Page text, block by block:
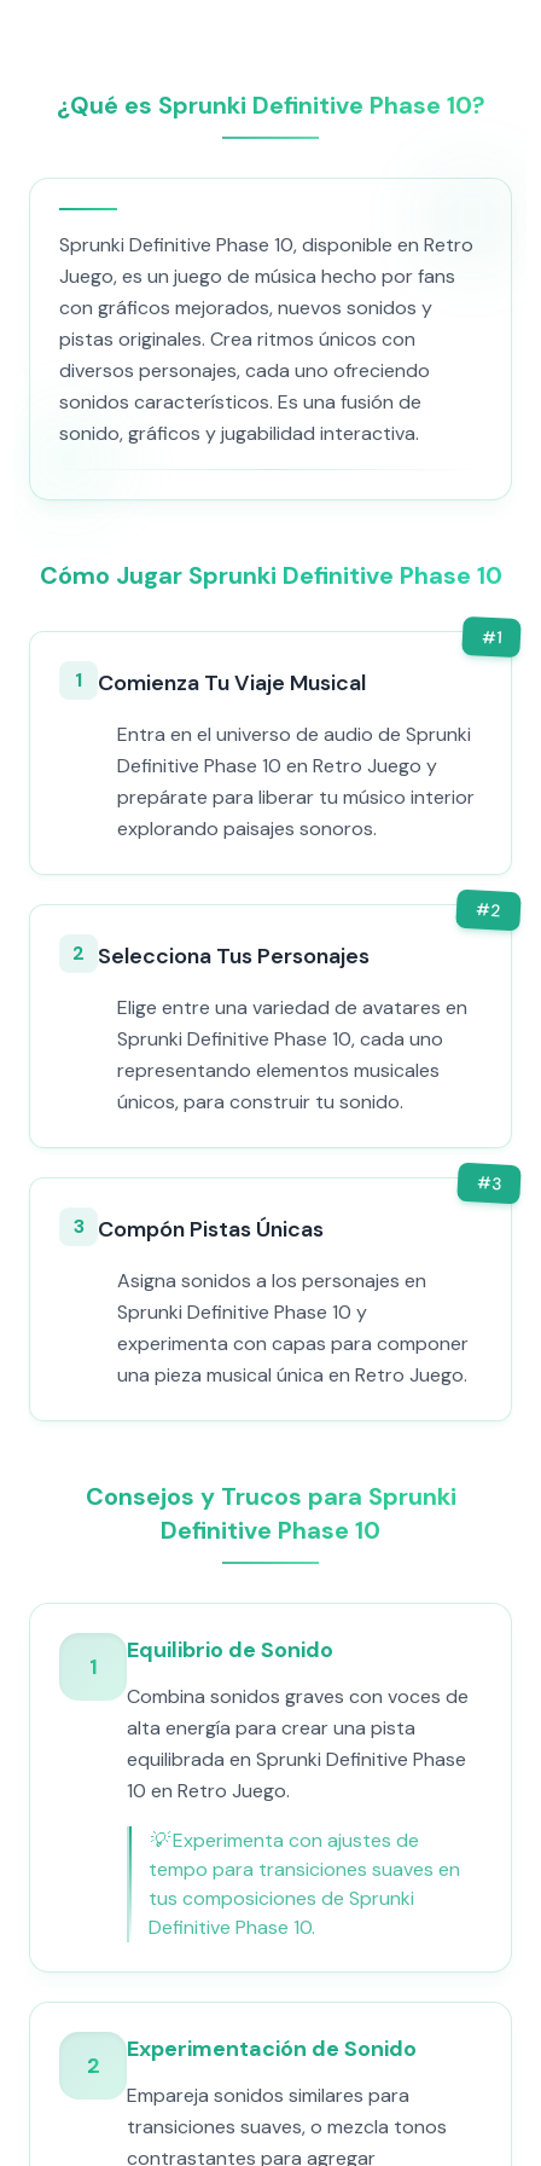
¿Qué es Sprunki Definitive Phase 10?
Sprunki Definitive Phase 10, disponible en Retro
Juego, es un juego de música hecho por fans
con gráficos mejorados, nuevos sonidos y
pistas originales. Crea ritmos únicos con
diversos personajes, cada uno ofreciendo
sonidos característicos. Es una fusión de
sonido, gráficos y jugabilidad interactiva.
Cómo Jugar Sprunki Definitive Phase 10
#1
1 Comienza Tu Viaje Musical
Entra en el universo de audio de Sprunki
Definitive Phase 10 en Retro Juego y
prepárate para liberar tu músico interior
explorando paisajes sonoros.
#2
2 Selecciona Tus Personajes
Elige entre una variedad de avatares en
Sprunki Definitive Phase 10, cada uno
representando elementos musicales
únicos, para construir tu sonido.
#3
3 Compón Pistas Únicas
Asigna sonidos a los personajes en
Sprunki Definitive Phase 10 y
experimenta con capas para componer
una pieza musical única en Retro Juego.
Consejos y Trucos para Sprunki
Definitive Phase 10
1
Equilibrio de Sonido
Combina sonidos graves con voces de
alta energía para crear una pista
equilibrada en Sprunki Definitive Phase
10 en Retro Juego.
💡Experimenta con ajustes de
tempo para transiciones suaves en
tus composiciones de Sprunki
Definitive Phase 10.
2
Experimentación de Sonido
Empareja sonidos similares para
transiciones suaves, o mezcla tonos
contrastantes para agregar